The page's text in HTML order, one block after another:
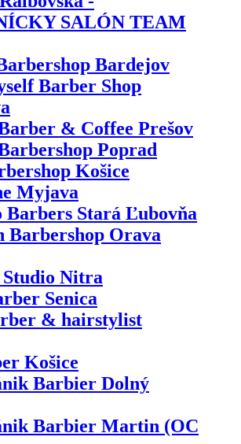
SALÓN TEAM
Bardejov
Barber Shop
& Coffee Prešov
Poprad
Košice
Myjava
Barbers Stará Ľubovňa
Barbershop Orava
Nitra
Senica
& hairstylist
Košice
Barbier Dolný
Barbier Martin (OC